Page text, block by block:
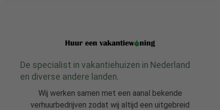
De specialist in vakantiehuizen in Nederland
en diverse andere landen.
Wij werken samen met een aanal bekende
verhuurbedrijven zodat wij altijd een uitgebreid